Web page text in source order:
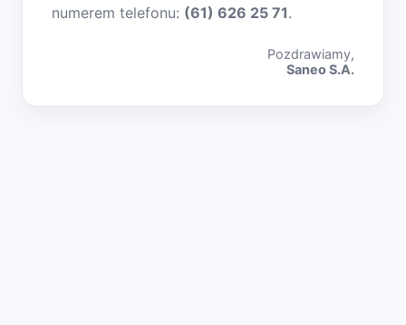
numerem telefonu: (61) 626 25 71.
Pozdrawiamy,
Saneo S.A.